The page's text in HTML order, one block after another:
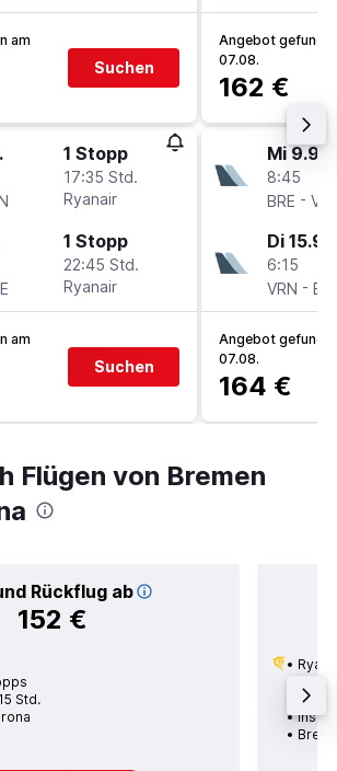
am
Suchen
1 Stopp
17:35 Std.
Ryanair
1 Stopp
22:45 Std.
Ryanair
am
Suchen
Angebot
07.08.
162 €
Mi 9.9.
8:45
BRE -
Di 15.9.
6:15
VRN -
Angebot
07.08.
164 €
Flügen von Bremen
Rückflug ab
152 €
Std.
1